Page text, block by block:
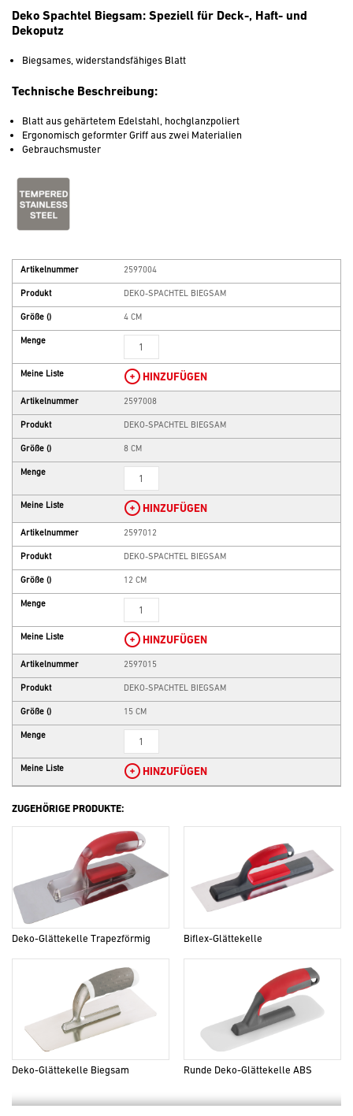
Deko Spachtel Biegsam: Speziell für Deck-, Haft- und
Dekoputz
Biegsames, widerstandsfähiges Blatt
Technische Beschreibung:
Blatt aus gehärtetem Edelstahl, hochglanzpoliert
Ergonomisch geformter Griff aus zwei Materialien
Gebrauchsmuster
Artikelnummer 2597004
Produkt DEKO-SPACHTEL BIEGSAM
Größe () 4 CM
Menge
Meine Liste HINZUFÜGEN
Artikelnummer 2597008
Produkt DEKO-SPACHTEL BIEGSAM
Größe () 8 CM
Menge
Meine Liste HINZUFÜGEN
Artikelnummer 2597012
Produkt DEKO-SPACHTEL BIEGSAM
Größe () 12 CM
Menge
Meine Liste HINZUFÜGEN
Artikelnummer 2597015
Produkt DEKO-SPACHTEL BIEGSAM
Größe () 15 CM
Menge
Meine Liste HINZUFÜGEN
ZUGEHÖRIGE PRODUKTE:
Deko-Glättekelle Trapezförmig Biflex-Glättekelle
Deko-Glättekelle Biegsam Runde Deko-Glättekelle ABS